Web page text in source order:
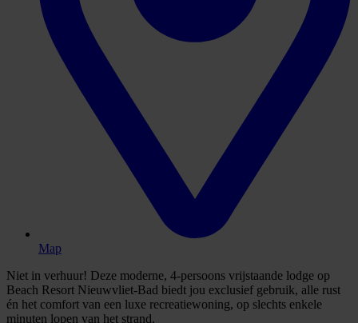
Map
Niet in verhuur! Deze moderne, 4-persoons vrijstaande lodge op
Beach Resort Nieuwvliet-Bad biedt jou exclusief gebruik, alle rust
én het comfort van een luxe recreatiewoning, op slechts enkele
minuten lopen van het strand.